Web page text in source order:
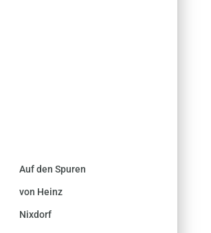
Auf den Spuren
von Heinz
Nixdorf